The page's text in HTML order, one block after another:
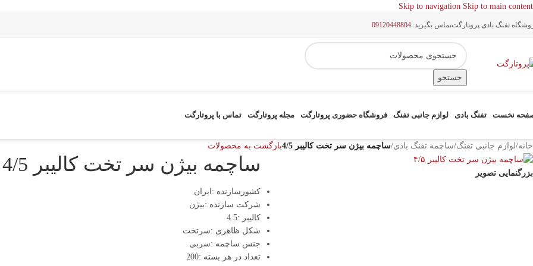
Skip to navigation Skip to main content
تفنگ بادی پروتارگتتماس بگیرید: 09120448804
جستجو
نخست تفنگ بادی لوازم جانبی تفنگ فروشگاه حضوری پروتارگت مجله پروتارگت تماس با پروتارگت
خانه/لوازم جانبی تفنگ/ساچمه تفنگ بادی/ساچمه بیژن سر تخت کالیبر 4/5 بازگشت به محصولات
بزرگنمایی تصویر ساچمه بیژن سر تخت کالیبر 4/5
کشورسازنده :ایران
شرکت سازنده :بیژن
کالیبر :4.5
شکل ظاهری :سرتخت
جنس ساچمه :سربی
تعداد در هر بسته :200